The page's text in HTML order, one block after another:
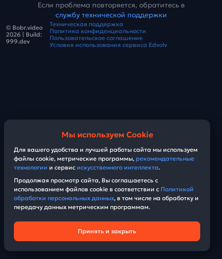
Если проблема повторяется, обратитесь в
службу технической поддержки
© Bobr.video
2026 | Build:
999.dev
Техническая поддержка
Политика конфиденциальности
Пользовательское соглашение
Условия использования сервиса Edvolv
Мы используем Cookie
Для вашего удобства и лучшей работы сайта мы используем
файлы cookie, метрические программы, рекомендательные
технологии и сервис искусственного интеллекта.
Продолжая просмотр сайта, Вы соглашаетесь с
использованием файлов cookie в соответствии с Политикой
обработки персональных данных, в том числе на обработку и
передачу данных метрическим программам.
Принять и закрыть